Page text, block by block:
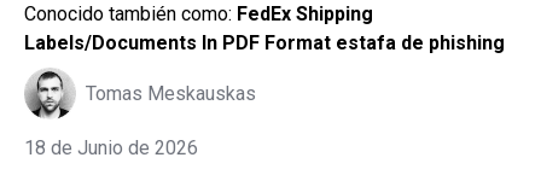
Conocido también como: FedEx Shipping
Labels/Documents In PDF Format estafa de phishing
Tomas Meskauskas
18 de Junio de 2026